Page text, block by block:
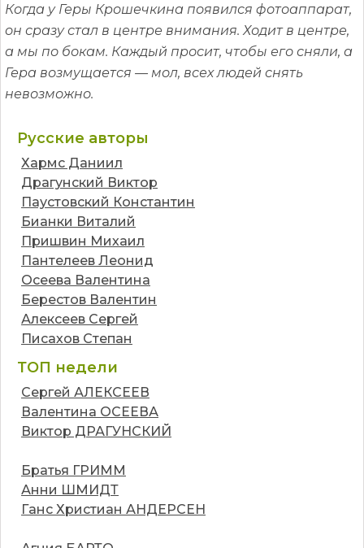
Когда у Геры Крошечкина появился фотоаппарат,
он сразу стал в центре внимания. Ходит в центре,
а мы по бокам. Каждый просит, чтобы его сняли, а
Гера возмущается — мол, всех людей снять
невозможно.
Русские авторы
Хармс Даниил
Драгунский Виктор
Паустовский Константин
Бианки Виталий
Пришвин Михаил
Пантелеев Леонид
Осеева Валентина
Берестов Валентин
Алексеев Сергей
Писахов Степан
ТОП недели
Сергей АЛЕКСЕЕВ
Валентина ОСЕЕВА
Виктор ДРАГУНСКИЙ
Братья ГРИММ
Анни ШМИДТ
Ганс Христиан АНДЕРСЕН